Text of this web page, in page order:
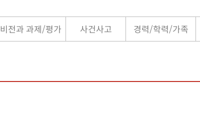
비전과 과제/평가 사건사고 경력/학력/가족